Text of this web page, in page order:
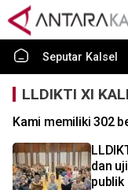
Seputar Kalsel
LLDIKTI XI
Kami memiliki 302
dan
publik